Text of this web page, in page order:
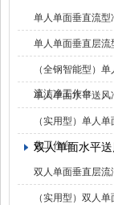
单人单面垂直流型
单人单面垂直层流
（全钢智能型）
流洁净工作台
单人单面水平送风
（实用型）单人
化工作台
双人单面水平送
双人单面垂直层流
（实用型）双人